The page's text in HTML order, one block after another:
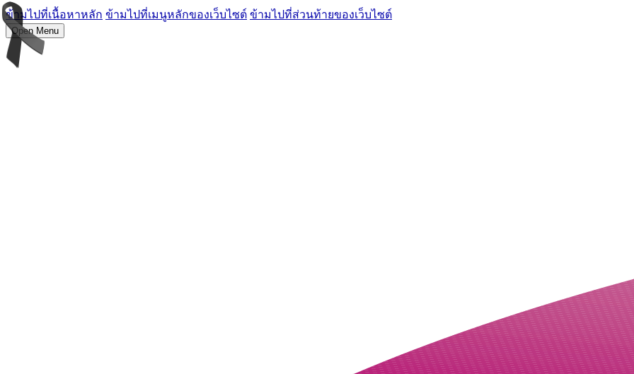
ข้ามไปที่เนื้อหาหลัก ข้ามไปที่เมนูหลักของเว็บไซต์ ข้ามไปที่ส่วนท้ายของเว็บไซต์
Open Menu